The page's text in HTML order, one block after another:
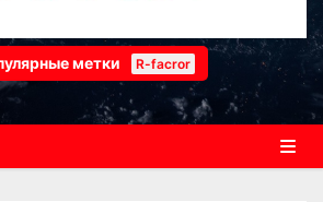
метки R-facror